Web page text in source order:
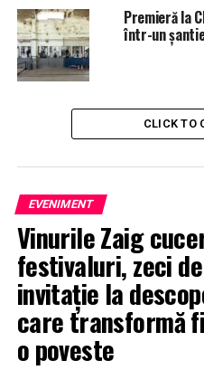
Premieră la
într-un
CLICK TO
EVENIMENT
Vinurile Zaig
festivaluri, zeci
invitație la
care transformă
o poveste